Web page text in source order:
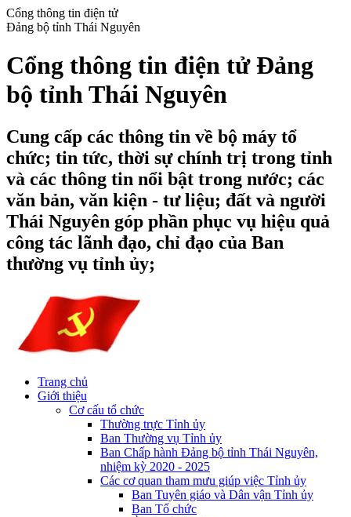
Cổng thông tin điện tử
Đảng bộ tỉnh Thái Nguyên
Cổng thông tin điện tử Đảng
bộ tỉnh Thái Nguyên
Cung cấp các thông tin về bộ máy tổ
chức; tin tức, thời sự chính trị trong tỉnh
và các thông tin nổi bật trong nước; các
văn bản, văn kiện - tư liệu; đất và người
Thái Nguyên góp phần phục vụ hiệu quả
công tác lãnh đạo, chỉ đạo của Ban
thường vụ tỉnh ủy;
Trang chủ
Giới thiệu
Cơ cấu tổ chức
Thường trực Tỉnh ủy
Ban Thường vụ Tỉnh ủy
Ban Chấp hành Đảng bộ tỉnh Thái Nguyên,
nhiệm kỳ 2020 - 2025
Các cơ quan tham mưu giúp việc Tỉnh ủy
Ban Tuyên giáo và Dân vận Tỉnh ủy
Ban Tổ chức